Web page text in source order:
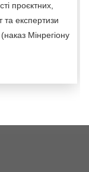
проєктних,
та експертизи
Мінрегіону